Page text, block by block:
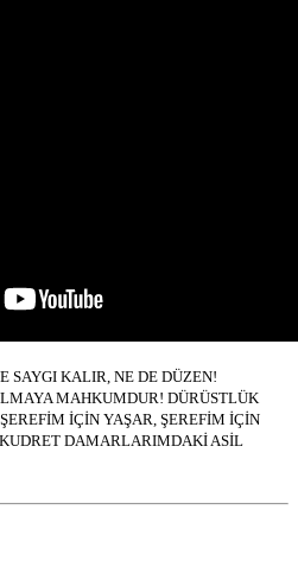
SAYGI KALIR, NE DE DÜZEN!
MAHKUMDUR! DÜRÜSTLÜK
İÇİN YAŞAR, ŞEREFİM İÇİN
DAMARLARIMDAKİ ASİL